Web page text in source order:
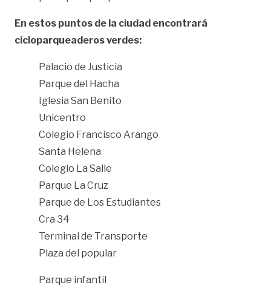
En estos puntos de la ciudad encontrará
cicloparqueaderos verdes:
Palacio de Justicia
Parque del Hacha
Iglesia San Benito
Unicentro
Colegio Francisco Arango
Santa Helena
Colegio La Salle
Parque La Cruz
Parque de Los Estudiantes
Cra 34
Terminal de Transporte
Plaza del popular
Parque infantil